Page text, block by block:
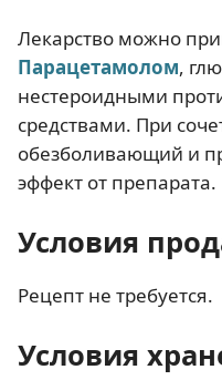
Лекарство можно
Парацетамолом,
нестероидными
средствами. При
обезболивающий и
эффект от препарата.
Условия
Рецепт не требуется.
Условия